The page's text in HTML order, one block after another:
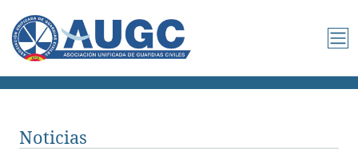
Noticias